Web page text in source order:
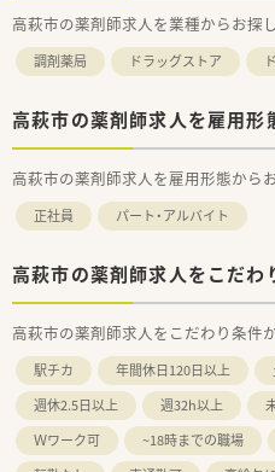
高萩市の薬剤師求人を業種からお探
調剤薬局 ドラッグストア
高萩市の薬剤師求人を雇用形
高萩市の薬剤師求人を雇用形態から
正社員 パート・アルバイト
高萩市の薬剤師求人をこだわ
高萩市の薬剤師求人をこだわり条件
駅チカ 年間休日120日以上
週休2.5日以上
週32h以上
Ｗワーク可
~18時までの職場